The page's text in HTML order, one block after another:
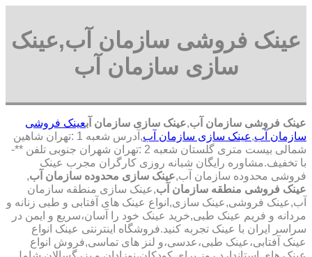
عینک فروشی سازمان آب,عینک
سازی سازمان آب
عینک فروشی سازمان آب,عینک سازی سازمان آبعینک فروشی
سازمان آب,عینک سازی سازمان آب
,آدرس شعبه 1 :تهران شاهین
شمالی بیست متری گلستان شعبه 2 :تهران شهران جنوبی تلفن **-
با تخفیف.مشاوره رایگان شبانه روزی کارگران مجرب عینک
فروشی محدوده سازمان آب,عینک سازی محدوده سازمان آب,
عینک فروشی منطقه سازمان آب,عینک سازی منطقه سازمان
آب,عینک فروشی,عینک سازی,انواع عینک های آفتابی و طبی زنانه و
مردانه و فریم عینک طبی,خرید عینک خود را آسان،سریع و ایمن در
سراسر ایران با عینک تجربه کنید.فروشگاه اینترنتی عینک انواع
عینک آفتابی،عینک طبی،عدسی،و لنز های تماسی,فروش انواع